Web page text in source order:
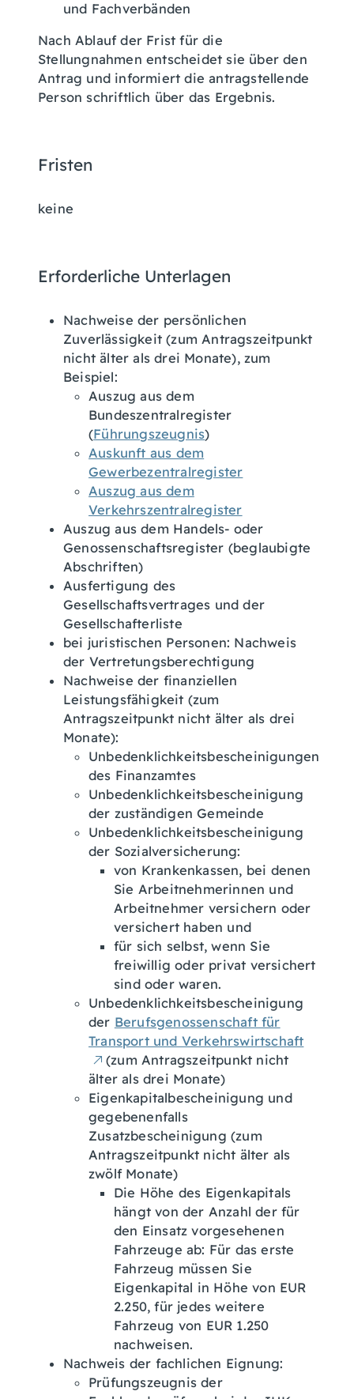
und Fachverbänden
Nach Ablauf der Frist für die
Stellungnahmen entscheidet sie über den
Antrag und informiert die antragstellende
Person schriftlich über das Ergebnis.
Fristen
keine
Erforderliche Unterlagen
Nachweise der persönlichen
Zuverlässigkeit (zum Antragszeitpunkt
nicht älter als drei Monate), zum
Beispiel:
Auszug aus dem
Bundeszentralregister
(Führungszeugnis)
Auskunft aus dem
Gewerbezentralregister
Auszug aus dem
Verkehrszentralregister
Auszug aus dem Handels- oder
Genossenschaftsregister (beglaubigte
Abschriften)
Ausfertigung des
Gesellschaftsvertrages und der
Gesellschafterliste
bei juristischen Personen: Nachweis
der Vertretungsberechtigung
Nachweise der finanziellen
Leistungsfähigkeit (zum
Antragszeitpunkt nicht älter als drei
Monate):
Unbedenklichkeitsbescheinigungen
des Finanzamtes
Unbedenklichkeitsbescheinigung
der zuständigen Gemeinde
Unbedenklichkeitsbescheinigung
der Sozialversicherung:
von Krankenkassen, bei denen
Sie Arbeitnehmerinnen und
Arbeitnehmer versichern oder
versichert haben und
für sich selbst, wenn Sie
freiwillig oder privat versichert
sind oder waren.
Unbedenklichkeitsbescheinigung
der Berufsgenossenschaft für
Transport und Verkehrswirtschaft
(zum Antragszeitpunkt nicht
älter als drei Monate)
Eigenkapitalbescheinigung und
gegebenenfalls
Zusatzbescheinigung (zum
Antragszeitpunkt nicht älter als
zwölf Monate)
Die Höhe des Eigenkapitals
hängt von der Anzahl der für
den Einsatz vorgesehenen
Fahrzeuge ab: Für das erste
Fahrzeug müssen Sie
Eigenkapital in Höhe von EUR
2.250, für jedes weitere
Fahrzeug von EUR 1.250
nachweisen.
Nachweis der fachlichen Eignung:
Prüfungszeugnis der